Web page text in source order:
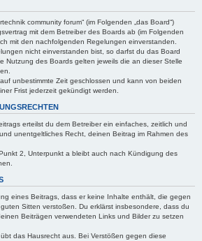
community forum“ (im Folgenden „das Board“)
mit dem Betreiber des Boards ab (im Folgenden
mit den nachfolgenden Regelungen einverstanden.
nicht einverstanden bist, so darfst du das Board
Nutzung des Boards gelten jeweils die an dieser Stelle
unbestimmte Zeit geschlossen und kann von beiden
Frist jederzeit gekündigt werden.
erteilst du dem Betreiber ein einfaches, zeitlich und
unentgeltliches Recht, deinen Beitrag im Rahmen des
2, Unterpunkt a bleibt auch nach Kündigung des
eines Beitrags, dass er keine Inhalte enthält, die gegen
Sitten verstoßen. Du erklärst insbesondere, dass du
Beiträgen verwendeten Links und Bilder zu setzen
das Hausrecht aus. Bei Verstößen gegen diese